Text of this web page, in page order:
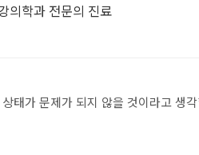
의학과 전문의 진료
태가 문제가 되지 않을 것이라고 생